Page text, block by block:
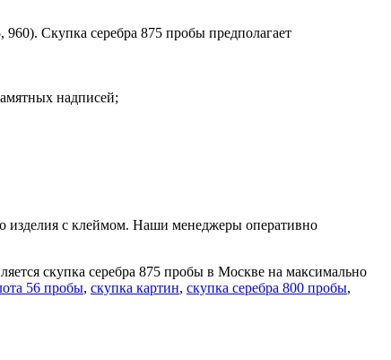
Скупка серебра 875 пробы предполагает
надписей;
изделия с клеймом. Наши менеджеры оперативно
скупка серебра 875 пробы в Москве на максимально
56 пробы, скупка картин, скупка серебра 800 пробы,